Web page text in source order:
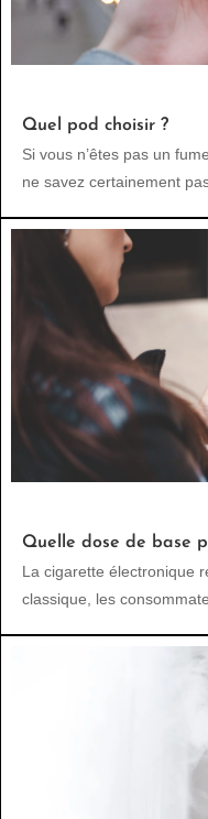
Quel pod choisir ?
Si vous n’êtes pas un
ne savez certainement pas
Quelle dose de base
La cigarette électronique
classique, les